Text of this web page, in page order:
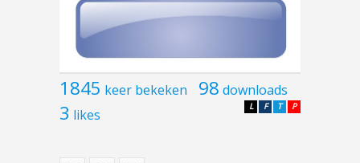
1845 keer bekeken 98 downloads
3 likes P
T
F
L